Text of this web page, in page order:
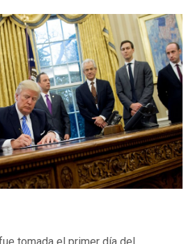
tomada el primer día del